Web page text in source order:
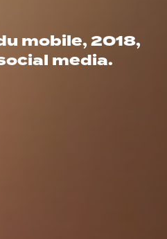
mobile, 2018,
media.